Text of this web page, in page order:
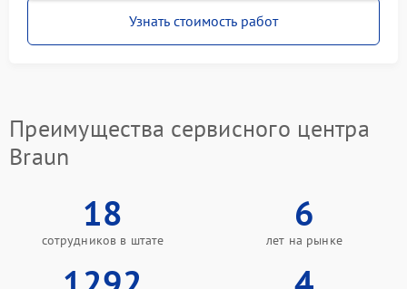
Узнать стоимость работ
Преимущества сервисного центра
Braun
18
сотрудников в штате
6
лет на рынке